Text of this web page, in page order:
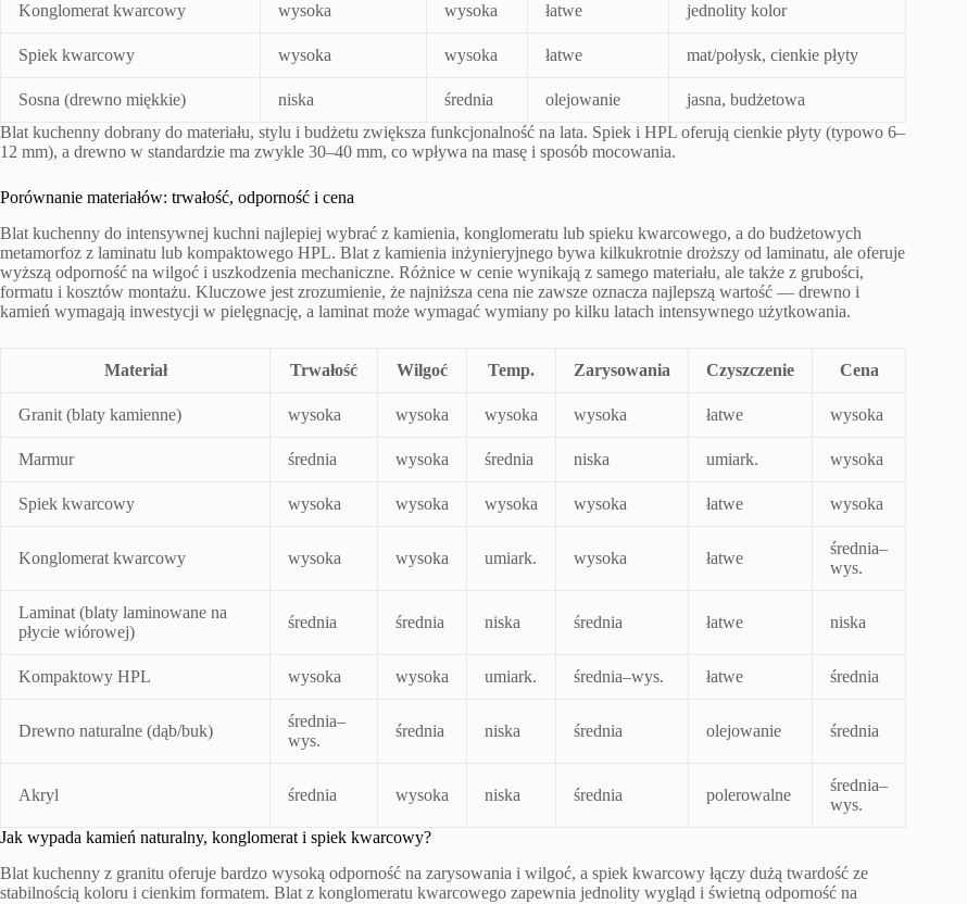
Konglomerat kwarcowy wysoka wysoka łatwe jednolity kolor
Spiek kwarcowy wysoka wysoka łatwe mat/połysk, cienkie płyty
Sosna (drewno miękkie) niska średnia olejowanie
jasna, budżetowa
Blat kuchenny dobrany do materiału, stylu i budżetu zwiększa funkcjonalność na lata. Spiek i HPL oferują cienkie płyty (typowo 6–
12 mm), a drewno w standardzie ma zwykle 30–40 mm, co wpływa na masę i sposób mocowania.
Porównanie materiałów: trwałość, odporność i cena
Blat kuchenny do intensywnej kuchni najlepiej wybrać z kamienia, konglomeratu lub spieku kwarcowego, a do budżetowych
metamorfoz z laminatu lub kompaktowego HPL. Blat z kamienia inżynieryjnego bywa kilkukrotnie droższy od laminatu, ale oferuje
wyższą odporność na wilgoć i uszkodzenia mechaniczne. Różnice w cenie wynikają z samego materiału, ale także z grubości,
formatu i kosztów montażu. Kluczowe jest zrozumienie, że najniższa cena nie zawsze oznacza najlepszą wartość — drewno i
kamień wymagają inwestycji w pielęgnację, a laminat może wymagać wymiany po kilku latach intensywnego użytkowania.
Materiał Trwałość Wilgoć Temp. Zarysowania Czyszczenie Cena
Granit (blaty kamienne) wysoka wysoka wysoka wysoka łatwe wysoka
Marmur średnia wysoka średnia niska umiark. wysoka
Spiek kwarcowy wysoka wysoka wysoka wysoka łatwe wysoka
Konglomerat kwarcowy wysoka wysoka umiark. wysoka łatwe
średnia–
wys.
Laminat (blaty laminowane na
płycie wiórowej)
średnia średnia niska średnia łatwe niska
Kompaktowy HPL wysoka wysoka umiark. średnia–wys. łatwe średnia
Drewno naturalne (dąb/buk)
średnia–
wys.
średnia niska średnia olejowanie średnia
Akryl średnia wysoka niska średnia polerowalne
średnia–
wys.
Jak wypada kamień naturalny, konglomerat i spiek kwarcowy?
Blat kuchenny z granitu oferuje bardzo wysoką odporność na zarysowania i wilgoć, a spiek kwarcowy łączy dużą twardość ze
stabilnością koloru i cienkim formatem. Blat z konglomeratu kwarcowego zapewnia jednolity wygląd i świetną odporność na